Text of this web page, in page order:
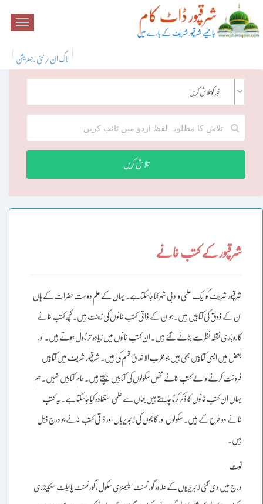
لاگ ان / نئی رجسٹریشن
خبر کو تلاش کریں
تلاش کریں
شرقپور کے کتب خانے
شرقپور شریف کو ایک علمی وادبی شہر کہا جاسکتاہے۔ یہاں کے علم دوست حضرات کے ہاں
ان کے ذوق کی کتابیں ہیں۔ جوان کے ذاتی کتب خانوں کی زینت ہیں۔ کچھ کتب خانے
کاروباری نقطہ نظر سے بنائے گئے ہیں۔ ان کتب خانوں میں زیادہ تر ناول ہوتے ہیں۔ اور
بعض میں ایسی کتابیں بھی ہیں جو مخرب الاخلاق قسم کی ہیں۔ شرقپور شریف میں کتابیں
فروخت کرنے والے کتب خانے مخص سکولوں کی کتابیں بیچتے ہیں۔ عام کتابیں نہیں۔ ہم
یہاں ان کتب خانوں کا ذکر کرنا چاہتے ہیں جہاں سے علمی استفادہ کیا جاسکتا ہے۔ یہ کتب
خانے دو طرح کے ہیں۔ سکولوں اور کالجوں کی لائبریریاں اور ذاتی کتب خانے جو درج ذیل
ہیں۔
نوٹ
درج میں دی گئی لائبریریوں کے علاوہ گورنمنٹ ایلیمنڑی سکول، گورنمنٹ پائیلٹ سکینڈری